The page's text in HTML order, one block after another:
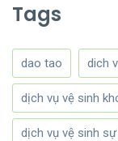
Tags
dao tao dich
dịch vụ vệ sinh
dịch vụ vệ sinh sự